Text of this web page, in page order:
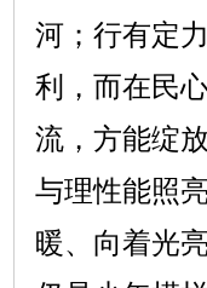
河；行有定
利，而在民
流，方能绽
与理性能照
暖、向着光